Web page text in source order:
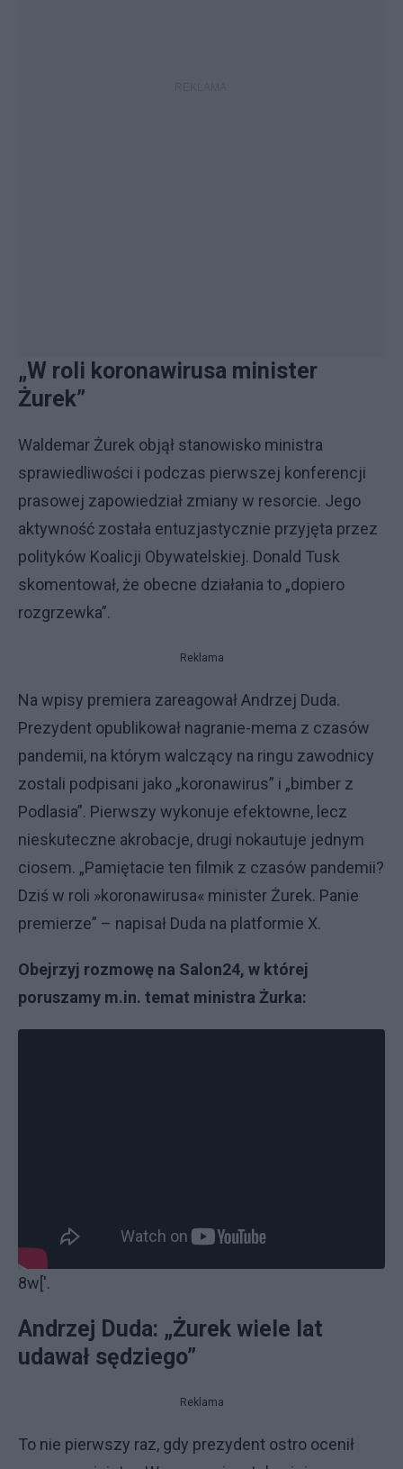
„W roli koronawirusa minister
Żurek”
Waldemar Żurek objął stanowisko ministra
sprawiedliwości i podczas pierwszej konferencji
prasowej zapowiedział zmiany w resorcie. Jego
aktywność została entuzjastycznie przyjęta przez
polityków Koalicji Obywatelskiej. Donald Tusk
skomentował, że obecne działania to „dopiero
rozgrzewka”.
Reklama
Na wpisy premiera zareagował Andrzej Duda.
Prezydent opublikował nagranie-mema z czasów
pandemii, na którym walczący na ringu zawodnicy
zostali podpisani jako „koronawirus” i „bimber z
Podlasia”. Pierwszy wykonuje efektowne, lecz
nieskuteczne akrobacje, drugi nokautuje jednym
ciosem. „Pamiętacie ten filmik z czasów pandemii?
Dziś w roli »koronawirusa« minister Żurek. Panie
premierze” – napisał Duda na platformie X.
Obejrzyj rozmowę na Salon24, w której
poruszamy m.in. temat ministra Żurka:
8w['.
Andrzej Duda: „Żurek wiele lat
udawał sędziego”
Reklama
To nie pierwszy raz, gdy prezydent ostro ocenił